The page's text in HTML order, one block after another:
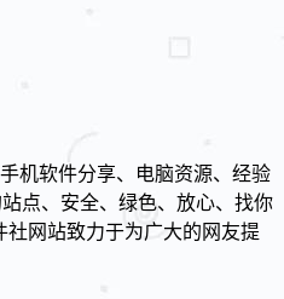
机软件分享、电脑资源、经验
点、安全、绿色、放心、找你
网站致力于为广大的网友提